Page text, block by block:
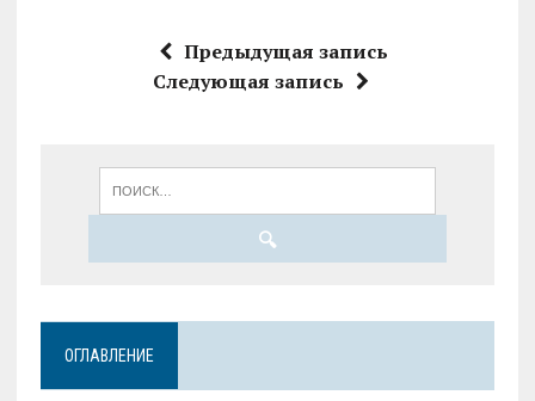
Предыдущая запись
Следующая запись
ОГЛАВЛЕНИЕ